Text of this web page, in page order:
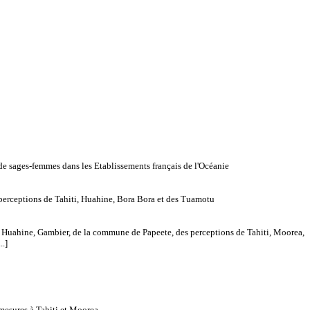
femmes dans les Etablissements français de l'Océanie
de Tahiti, Huahine, Bora Bora et des Tuamotu
Gambier, de la commune de Papeete, des perceptions de Tahiti, Moorea,